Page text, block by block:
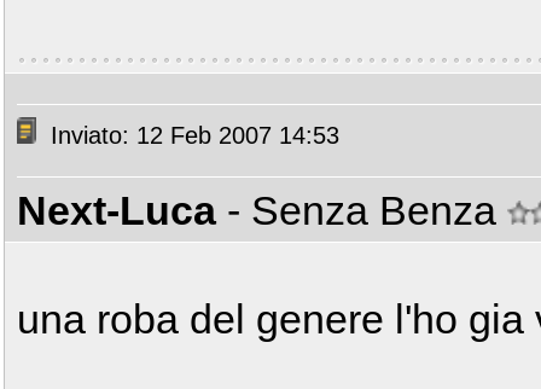
Inviato: 12 Feb 2007 14:53
Next-Luca - Senza Benza
una roba del genere l'ho